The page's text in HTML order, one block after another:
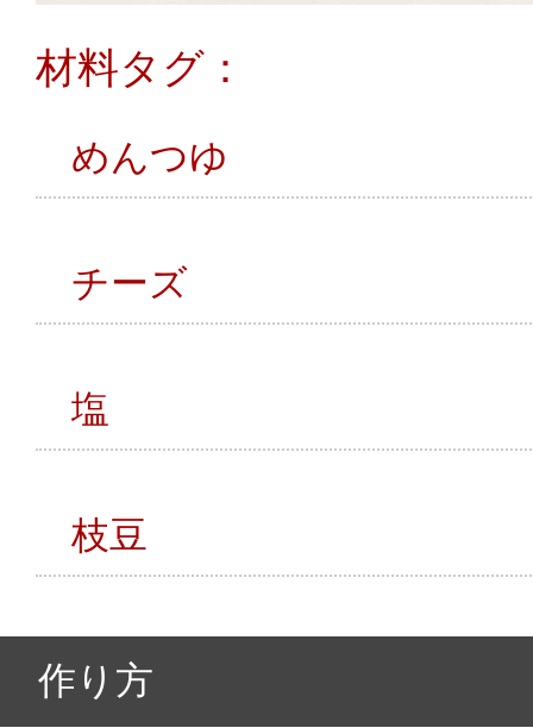
材料タグ：
めんつゆ
チーズ
塩
枝豆
作り方